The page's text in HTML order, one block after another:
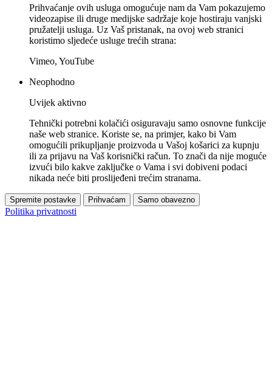
Prihvaćanje ovih usluga omogućuje nam da Vam pokazujemo
videozapise ili druge medijske sadržaje koje hostiraju vanjski
pružatelji usluga. Uz Vaš pristanak, na ovoj web stranici
koristimo sljedeće usluge trećih strana:
Vimeo, YouTube
Neophodno
Uvijek aktivno
Tehnički potrebni kolačići osiguravaju samo osnovne funkcije
naše web stranice. Koriste se, na primjer, kako bi Vam
omogućili prikupljanje proizvoda u Vašoj košarici za kupnju
ili za prijavu na Vaš korisnički račun. To znači da nije moguće
izvući bilo kakve zaključke o Vama i svi dobiveni podaci
nikada neće biti proslijeđeni trećim stranama.
Spremite postavke Prihvaćam Samo obavezno
Politika privatnosti